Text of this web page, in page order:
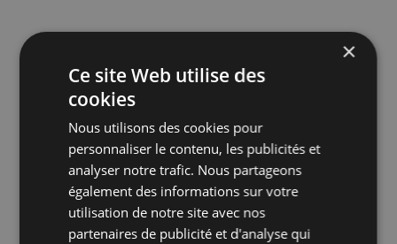
×
Ce site Web utilise des
cookies
Nous utilisons des cookies pour
personnaliser le contenu, les publicités et
analyser notre trafic. Nous partageons
également des informations sur votre
utilisation de notre site avec nos
partenaires de publicité et d'analyse qui